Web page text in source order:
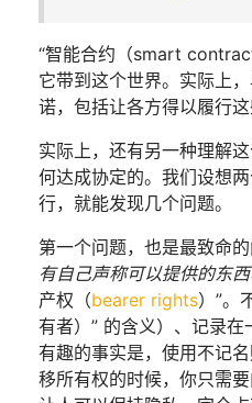
“智能合约（smart
它带到这个世界。实际上
诺，包括让各方得以履行
实际上，还有另一种理解
何达成协定的。我们设想
行，就能发现几个问题。
第一个问题，也是最致命的
有自己声称可以提供的东
产权（bearer rights）”。
有者）” 的含义）、记录
有趣的事实是，使用不记
移所有权的时候，你只需